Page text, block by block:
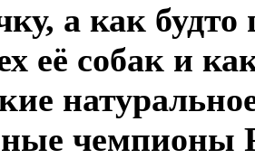
а как
её собак и
чемпионы